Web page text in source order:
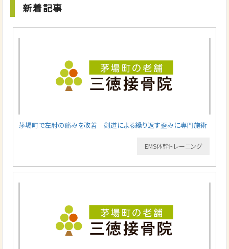
新着記事
茅場町で左肘の痛みを改善 剣道による繰り返す歪みに専門施術
EMS体幹トレーニング